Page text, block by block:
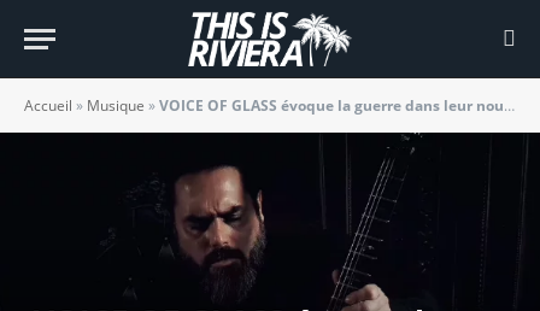
Accueil » Musique »VOICE OF GLASS évoque la guerre dans leur nouveau clip “Shadow Of A Dream”